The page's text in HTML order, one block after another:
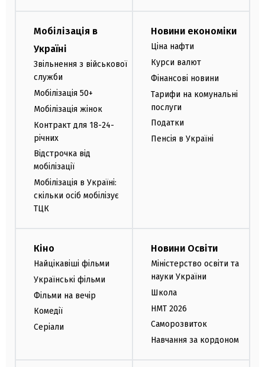
Мобілізація в
Україні
Звільнення з військової
служби
Мобілізація 50+
Мобілізація жінок
Контракт для 18-24-
річних
Відстрочка від
мобілізації
Мобілізація в Україні:
скільки осіб мобілізує
ТЦК
Новини економіки
Ціна нафти
Курси валют
Фінансові новини
Тарифи на комунальні
послуги
Податки
Пенсія в Україні
Кіно
Найцікавіші фільми
Українські фільми
Фільми на вечір
Комедії
Серіали
Новини Освіти
Міністерство освіти та
науки України
Школа
НМТ 2026
Саморозвиток
Навчання за кордоном